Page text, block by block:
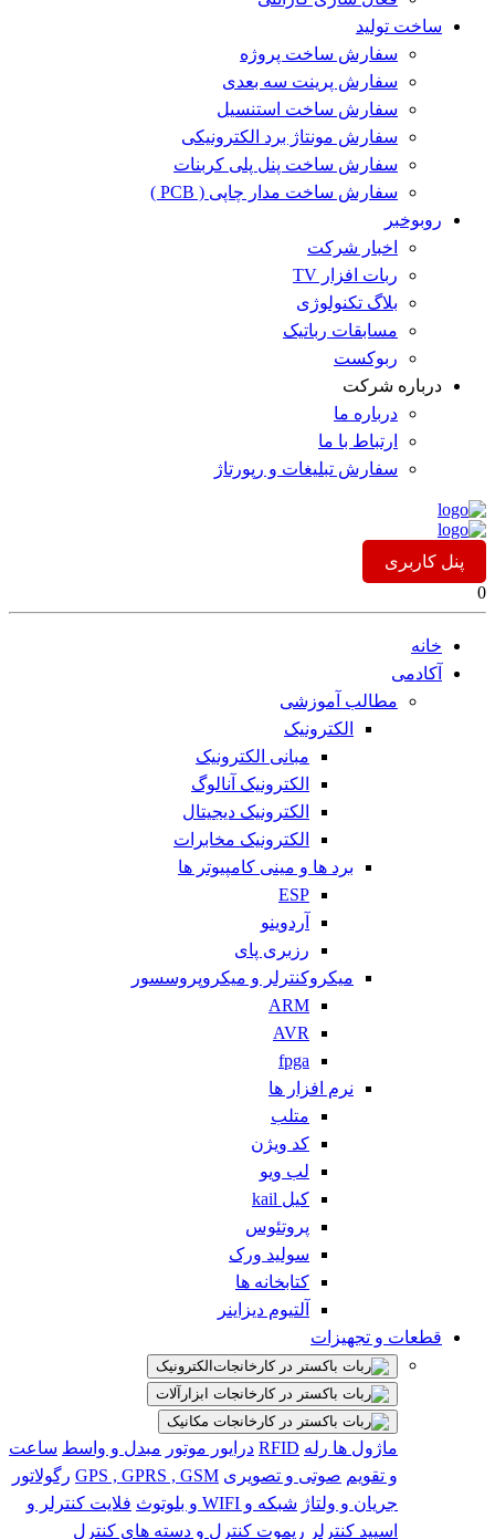
ساخت تولید
سفارش ساخت پروژه
سفارش پرینت سه بعدی
سفارش ساخت استنسیل
سفارش مونتاژ برد الکترونیکی
سفارش ساخت پنل پلی کربنات
سفارش ساخت مدار چاپی ( PCB )
روبوخبر
اخبار شرکت
ربات افزار TV
بلاگ تکنولوژی
مسابقات رباتیک
ربوکست
درباره شرکت
درباره ما
ارتباط با ما
سفارش تبلیغات و رپورتاژ
پنل کاربری
0
خانه
آکادمی
مطالب آموزشی
الکترونیک
مبانی الکترونیک
الکترونیک آنالوگ
الکترونیک دیجیتال
الکترونیک مخابرات
برد ها و مینی کامپیوتر ها
ESP
آردوینو
رزبری پای
میکروکنترلر و میکروپروسسور
ARM
AVR
fpga
نرم افزار ها
متلب
کد ویژن
لب ویو
کیل kail
پروتئوس
سولید ورک
کتابخانه ها
آلتیوم دیزاینر
قطعات و تجهیزات
الکترونیک
ابزارآلات
مکانیک
ماژول ها رله RFID درایور موتور مبدل و واسط ساعت
و تقویم صوتی و تصویری GPS , GPRS , GSM رگولاتور
جریان و ولتاژ شبکه و WIFI و بلوتوث
فلایت کنترلر و
اسپید کنترلر ریموت کنترل و دسته های کنترل